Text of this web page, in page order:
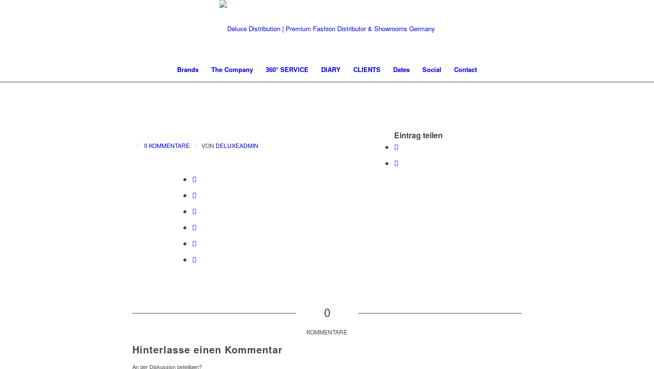
Brands The Company 360° SERVICE DIARY CLIENTS Dates Social Contact
/ 0 KOMMENTARE / VON DELUXEADMIN
Eintrag teilen
0
KOMMENTARE
Hinterlasse einen Kommentar
An der Diskussion beteiligen?